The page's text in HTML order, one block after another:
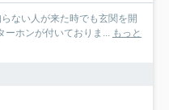
ない人が来た時でも玄関を開
ホンが付いておりま...
もっと